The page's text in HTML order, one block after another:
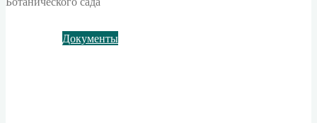
Документы